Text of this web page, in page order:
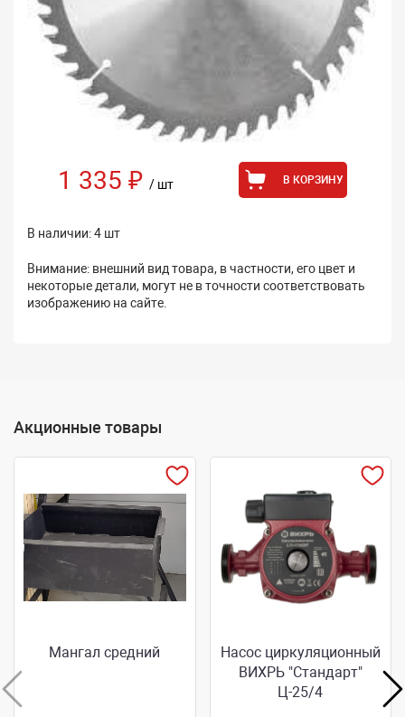
1 335 ₽ / шт В КОРЗИНУ
В наличии: 4 шт
Внимание: внешний вид товара, в частности, его цвет и
некоторые детали, могут не в точности соответствовать
изображению на сайте.
Акционные товары
Мангал средний
Насос циркуляционный
ВИХРЬ "Стандарт"
Ц-25/4